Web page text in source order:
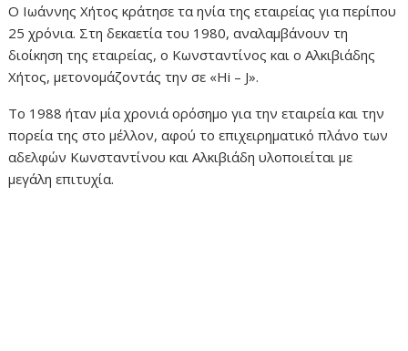
Ο Ιωάννης Χήτος κράτησε τα ηνία της εταιρείας για περίπου
25 χρόνια. Στη δεκαετία του 1980, αναλαμβάνουν τη
διοίκηση της εταιρείας, ο Κωνσταντίνος και ο Αλκιβιάδης
Χήτος, μετονομάζοντάς την σε «Hi – J».
Το 1988 ήταν μία χρονιά ορόσημο για την εταιρεία και την
πορεία της στο μέλλον, αφού το επιχειρηματικό πλάνο των
αδελφών Κωνσταντίνου και Αλκιβιάδη υλοποιείται με
μεγάλη επιτυχία.